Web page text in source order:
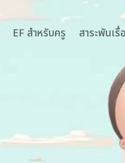
EF สำหรับครู สาระพันเรื่